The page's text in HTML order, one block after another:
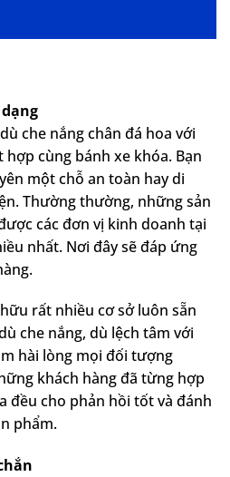
che nắng chân đá hoa với
cùng bánh xe khóa. Bạn
một chỗ an toàn hay di
Thường thường, những sản
các đơn vị kinh doanh tại
nhất. Nơi đây sẽ đáp ứng
rất nhiều cơ sở luôn sẵn
che nắng, dù lệch tâm với
hài lòng mọi đối tượng
khách hàng đã từng hợp
đều cho phản hồi tốt và đánh
phẩm.